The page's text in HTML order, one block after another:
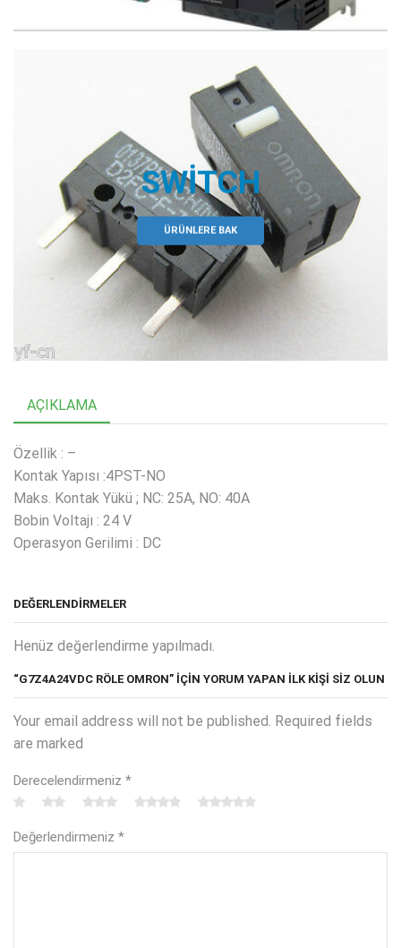
SWITCH
ÜRÜNLERE BAK
AÇIKLAMA
Özellik : –
Kontak Yapısı :4PST-NO
Maks. Kontak Yükü ; NC: 25A, NO: 40A
Bobin Voltajı : 24 V
Operasyon Gerilimi : DC
DEĞERLENDIRMELER
Henüz değerlendirme yapılmadı.
“G7Z4A24VDC RÖLE OMRON” IÇIN YORUM YAPAN ILK KIŞI SIZ OLUN
Your email address will not be published. Required fields
are marked
Derecelendirmeniz *
Değerlendirmeniz *